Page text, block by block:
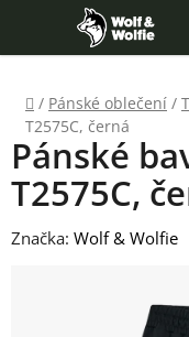
obsah
Domů
/ Pánské oblečení /
T2575C, černá
Pánské
T2575C,
Značka: Wolf & Wolfie